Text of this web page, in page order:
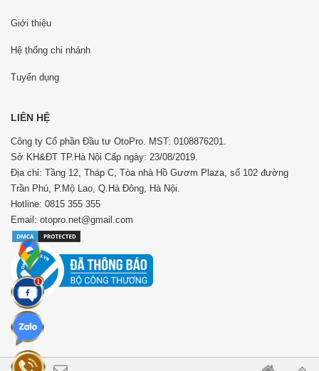
Giới thiệu
Hệ thống chi nhánh
Tuyển dụng
LIÊN HỆ
Công ty Cổ phần Đầu tư OtoPro. MST: 0108876201.
Sở KH&ĐT TP.Hà Nội Cấp ngày: 23/08/2019.
Địa chỉ: Tầng 12, Tháp C, Tòa nhà Hồ Gươm Plaza, số 102 đường
Trần Phú, P.Mộ Lao, Q.Hà Đông, Hà Nội.
Hotline: 0815 355 355
Email: otopro.net@gmail.com